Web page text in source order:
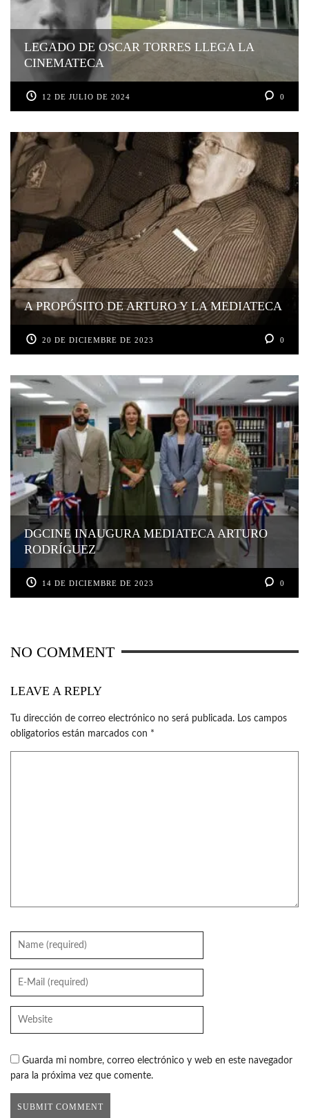
LEGADO DE OSCAR TORRES LLEGA LA
CINEMATECA
12 DE JULIO DE 2024 0
A PROPÓSITO DE ARTURO Y LA MEDIATECA
20 DE DICIEMBRE DE 2023 0
DGCINE INAUGURA MEDIATECA ARTURO
RODRÍGUEZ
14 DE DICIEMBRE DE 2023 0
NO COMMENT
LEAVE A REPLY
Tu dirección de correo electrónico no será publicada. Los campos
obligatorios están marcados con *
Guarda mi nombre, correo electrónico y web en este navegador
para la próxima vez que comente.